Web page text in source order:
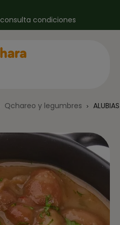
consulta condiciones
Qchareo y legumbres